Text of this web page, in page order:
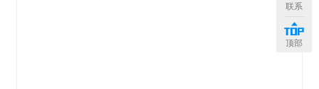
联系
顶部